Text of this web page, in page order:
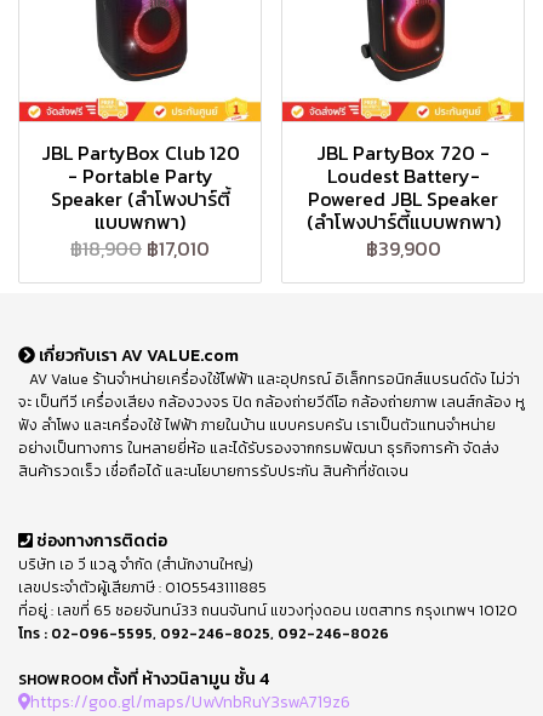
JBL PartyBox Club 120
- Portable Party
Speaker (ลำโพงปาร์ตี้
แบบพกพา)
฿18,900 ฿17,010
JBL PartyBox 720 -
Loudest Battery-
Powered JBL Speaker
(ลำโพงปาร์ตี้แบบพกพา)
฿39,900
เกี่ยวกับเรา AV VALUE.com
AV Value ร้านจำหน่ายเครื่องใช้ไฟฟ้า และอุปกรณ์ อิเล็กทรอนิกส์แบรนด์ดัง ไม่ว่า
จะ เป็นทีวี เครื่องเสียง กล้องวงจร ปิด กล้องถ่ายวีดีโอ กล้องถ่ายภาพ เลนส์กล้อง หู
ฟัง ลำโพง และเครื่องใช้ ไฟฟ้า ภายในบ้าน แบบครบครัน เราเป็นตัวแทนจำหน่าย
อย่างเป็นทางการ ในหลายยี่ห้อ และได้รับรองจากกรมพัฒนา ธุรกิจการค้า จัดส่ง
สินค้ารวดเร็ว เชื่อถือได้ และนโยบายการรับประกัน สินค้าที่ชัดเจน
ช่องทางการติดต่อ
บริษัท เอ วี แวลู จำกัด (สำนักงานใหญ่)
เลขประจำตัวผู้เสียภาษี : 0105543111885
ที่อยู่ : เลขที่ 65 ซอยจันทน์33 ถนนจันทน์ แขวงทุ่งดอน เขตสาทร กรุงเทพฯ 10120
โทร : 02-096-5595, 092-246-8025, 092-246-8026
SHOWROOM ตั้งที่ ห้างวนิลามูน ชั้น 4
https://goo.gl/maps/UwVnbRuY3swA719z6